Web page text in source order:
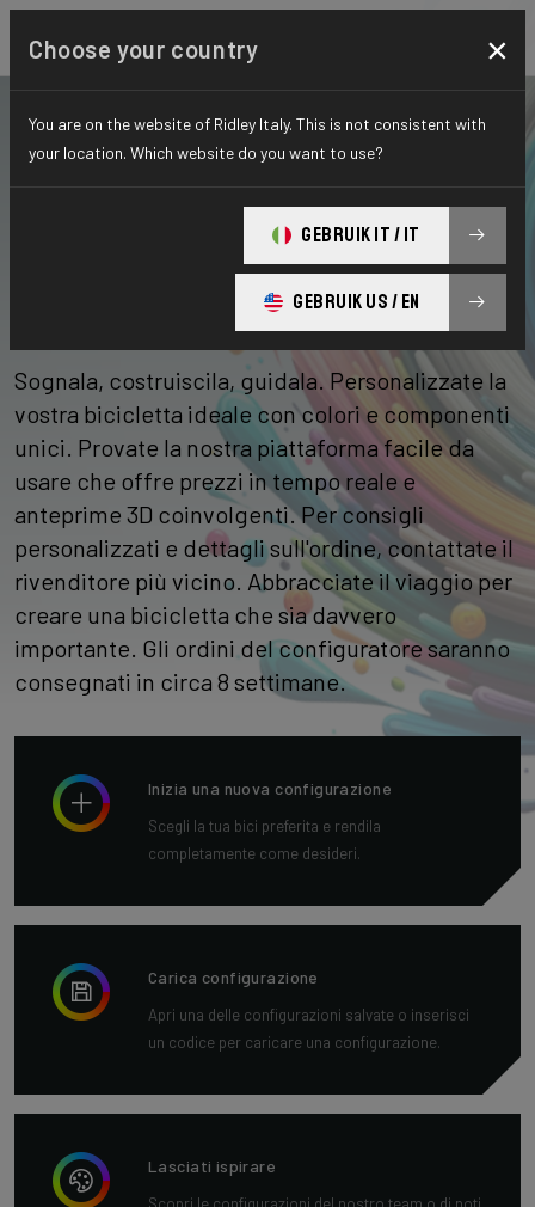
Progettate la bici dei
vostri sogni e
ricevetela entro 8
settimane
Sognala, costruiscila, guidala. Personalizzate la
vostra bicicletta ideale con colori e componenti
unici. Provate la nostra piattaforma facile da
usare che offre prezzi in tempo reale e
anteprime 3D coinvolgenti. Per consigli
personalizzati e dettagli sull'ordine, contattate il
rivenditore più vicino. Abbracciate il viaggio per
creare una bicicletta che sia davvero
importante. Gli ordini del configuratore saranno
consegnati in circa 8 settimane.
Inizia una nuova configurazione
Scegli la tua bici preferita e rendila
completamente come desideri.
Carica configurazione
Apri una delle configurazioni salvate o inserisci
un codice per caricare una configurazione.
Lasciati ispirare
Choose your country ×
You are on the website of Ridley Italy. This is not consistent with
your location. Which website do you want to use?
GEBRUIK IT / IT
GEBRUIK US / EN